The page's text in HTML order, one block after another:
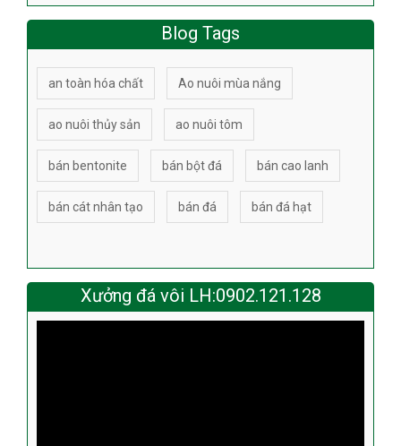
Blog Tags
an toàn hóa chất Ao nuôi mùa nắng
ao nuôi thủy sản ao nuôi tôm
bán bentonite bán bột đá bán cao lanh
bán cát nhân tạo bán đá bán đá hạt
Xưởng đá vôi LH:0902.121.128